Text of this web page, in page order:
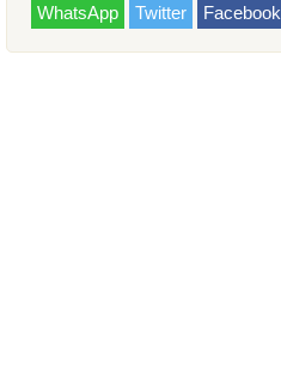
WhatsApp Twitter Facebook